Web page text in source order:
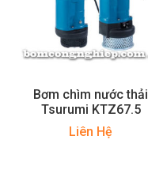
Bơm chìm nước thải
Tsurumi KTZ67.5
Liên Hệ